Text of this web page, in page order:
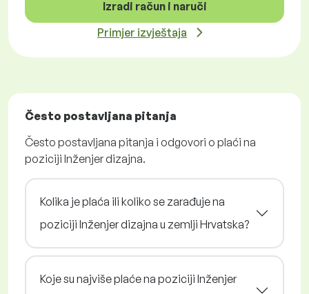
Izradi račun i naruči
Primjer izvještaja
Često postavljana pitanja
Često postavljana pitanja i odgovori o plaći na
poziciji Inženjer dizajna.
Kolika je plaća ili koliko se zarađuje na
poziciji Inženjer dizajna u zemlji Hrvatska?
Koje su najviše plaće na poziciji Inženjer